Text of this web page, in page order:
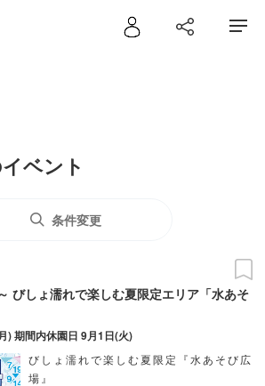
ベント
条件変更
びしょ濡れで楽しむ夏限定エリア「水あそ
) 期間内休園日 9月1日(火)
びしょ濡れで楽しむ夏限定『水あそび広
場』